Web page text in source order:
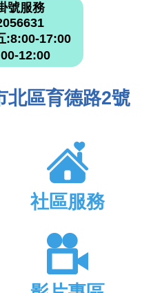
號服務
:8:00-17:00
12:00
北區育德路2號
社區服務